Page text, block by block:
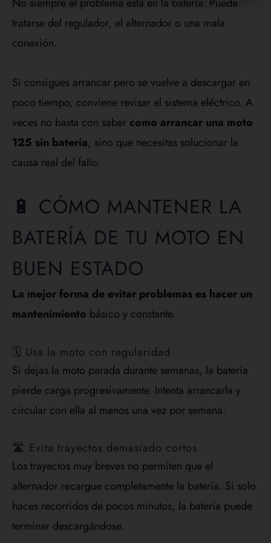
No siempre el problema está en la batería. Puede
tratarse del regulador, el alternador o una mala
conexión.
Si consigues arrancar pero se vuelve a descargar en
poco tiempo, conviene revisar el sistema eléctrico. A
veces no basta con saber como arrancar una moto
125 sin batería, sino que necesitas solucionar la
causa real del fallo.
🔋 CÓMO MANTENER LA
BATERÍA DE TU MOTO EN
BUEN ESTADO
La mejor forma de evitar problemas es hacer un
mantenimiento básico y constante.
🗓️ Usa la moto con regularidad
Si dejas la moto parada durante semanas, la batería
pierde carga progresivamente. Intenta arrancarla y
circular con ella al menos una vez por semana.
🛣️ Evita trayectos demasiado cortos
Los trayectos muy breves no permiten que el
alternador recargue completamente la batería. Si solo
haces recorridos de pocos minutos, la batería puede
terminar descargándose.